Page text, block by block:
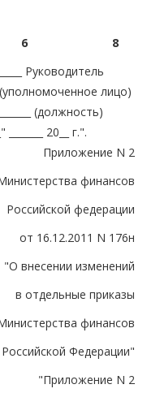
6
8
Руководитель
лицо)
(должность)
20__ г.".
Приложение N 2
финансов
Российской федерации
от 16.12.2011 N 176н
"О внесении изменений
в отдельные приказы
финансов
Российской Федерации"
"Приложение N 2